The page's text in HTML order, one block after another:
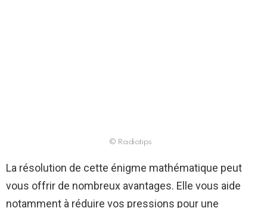
© Radiotips
La résolution de cette énigme mathématique peut
vous offrir de nombreux avantages. Elle vous aide
notamment à réduire vos pressions pour une